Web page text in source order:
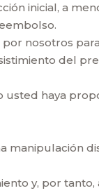
inicial, a
nosotros
del
haya
y, por